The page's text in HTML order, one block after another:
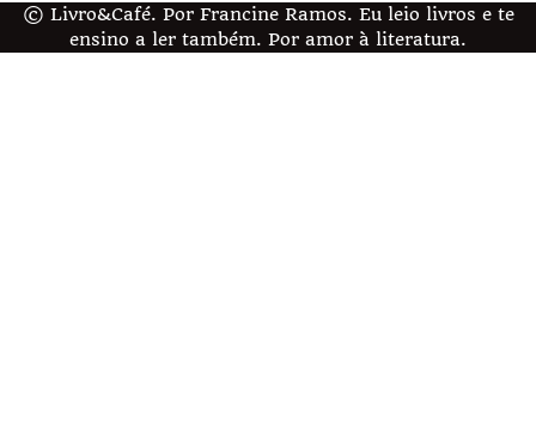
© Livro&Café. Por Francine Ramos. Eu leio livros e te
ensino a ler também. Por amor à literatura.